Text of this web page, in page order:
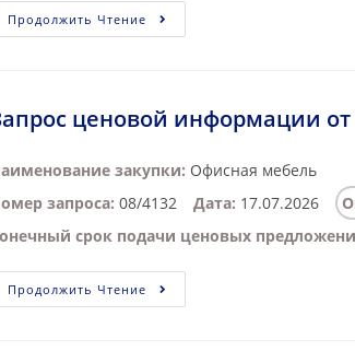
Продолжить Чтение
ценовой информации от
закупки: Офисная мебель
запроса: 08/4132 Дата: 17.07.2026
срок подачи ценовых
Продолжить Чтение